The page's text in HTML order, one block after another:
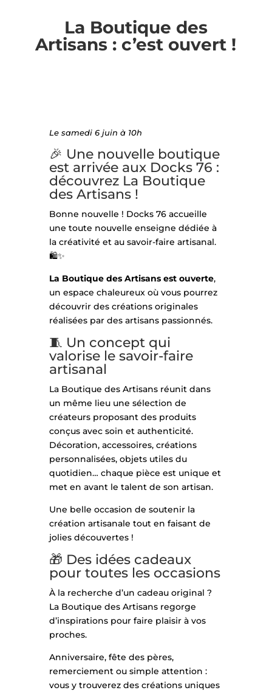
La Boutique des
Artisans : c’est ouvert !
Le samedi 6 juin à 10h
🎉 Une nouvelle boutique
est arrivée aux Docks 76 :
découvrez La Boutique
des Artisans !
Bonne nouvelle ! Docks 76 accueille
une toute nouvelle enseigne dédiée à
la créativité et au savoir-faire artisanal.
🛍️✨
La Boutique des Artisans est ouverte,
un espace chaleureux où vous pourrez
découvrir des créations originales
réalisées par des artisans passionnés.
🧵 Un concept qui
valorise le savoir-faire
artisanal
La Boutique des Artisans réunit dans
un même lieu une sélection de
créateurs proposant des produits
conçus avec soin et authenticité.
Décoration, accessoires, créations
personnalisées, objets utiles du
quotidien… chaque pièce est unique et
met en avant le talent de son artisan.
Une belle occasion de soutenir la
création artisanale tout en faisant de
jolies découvertes !
🎁 Des idées cadeaux
pour toutes les occasions
À la recherche d’un cadeau original ?
La Boutique des Artisans regorge
d’inspirations pour faire plaisir à vos
proches.
Anniversaire, fête des pères,
remerciement ou simple attention :
vous y trouverez des créations uniques